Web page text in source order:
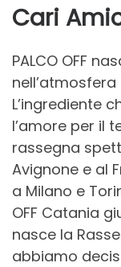
Cari
PALCO OFF
L’ingrediente
l’amore per il
rassegna
Avignone e al
a Milano e
OFF Catania
nasce la
abbiamo